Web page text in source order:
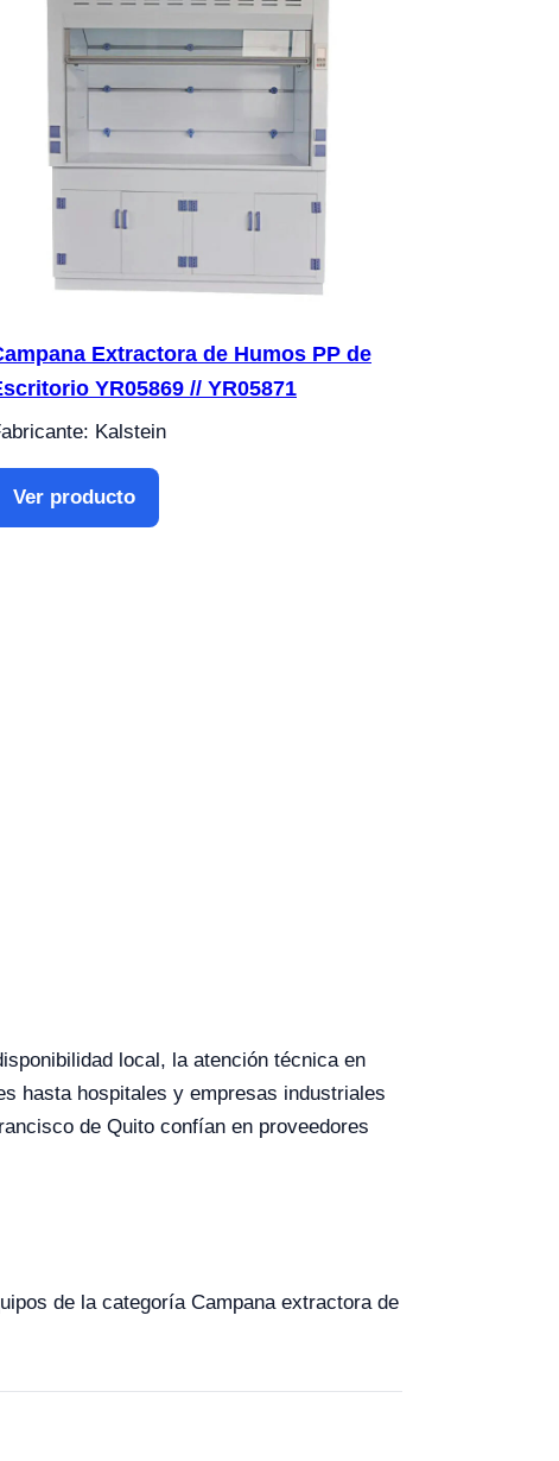
Extractora de Humos PP de
YR05869 // YR05871
Kalstein
Ver producto
local, la atención técnica en
hasta hospitales y empresas industriales
de Quito confían en proveedores
de la categoría Campana extractora de